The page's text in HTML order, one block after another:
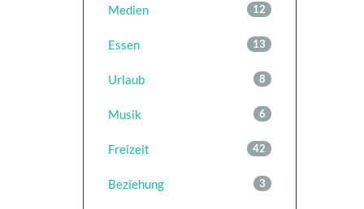
12
Medien
13
Essen
8
Urlaub
6
Musik
42
Freizeit
3
Beziehung